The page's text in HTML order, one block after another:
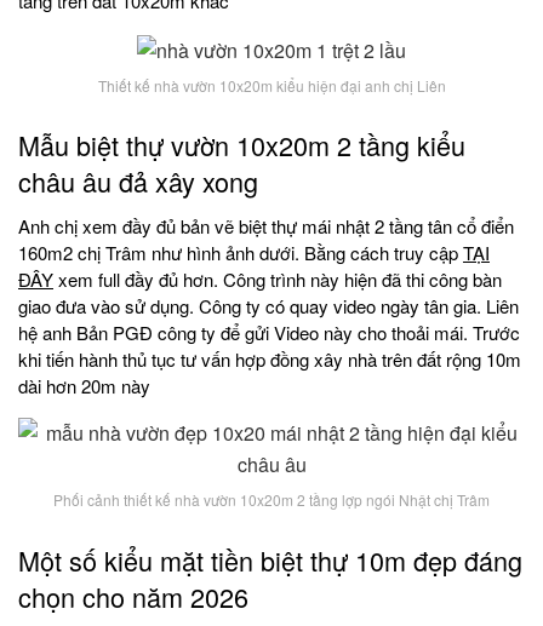
Thiết kế nhà vườn 10x20m kiểu hiện đại anh chị Liên
Mẫu biệt thự vườn 10x20m 2 tầng kiểu
châu âu đả xây xong
Anh chị xem đầy đủ bản vẽ biệt thự mái nhật 2 tầng tân cổ điển
160m2 chị Trâm như hình ảnh dưới. Bằng cách truy cậpTẠI
ĐÂYxem full đầy đủ hơn. Công trình này hiện đã thi công bàn
giao đưa vào sử dụng. Công ty có quay video ngày tân gia. Liên
hệ anh Bản PGĐ công ty để gửi Video này cho thoải mái. Trước
khi tiến hành thủ tục tư vấn hợp đồng xây nhà trên đất rộng 10m
dài hơn 20m này
Phối cảnh thiết kế nhà vườn 10x20m 2 tầng lợp ngói Nhật chị Trâm
Một số kiểu mặt tiền biệt thự 10m đẹp đáng
chọn cho năm 2026